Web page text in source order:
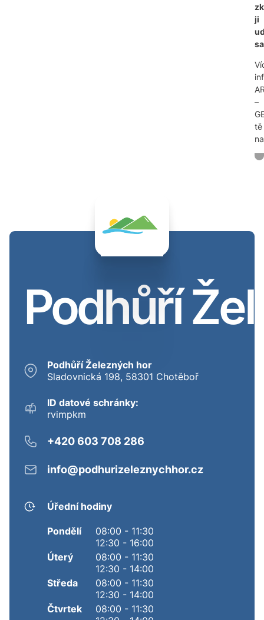
ji
–
tě
Podhůří
Podhůří Železných hor
Sladovnická 198, 58301 Chotěboř
ID datové schránky:
rvimpkm
+420 603 708 286
info@podhurizeleznychhor.cz
Úřední hodiny
Pondělí
08:00 - 11:30
12:30 - 16:00
Úterý
08:00 - 11:30
12:30 - 14:00
Středa
08:00 - 11:30
12:30 - 14:00
Čtvrtek
08:00 - 11:30